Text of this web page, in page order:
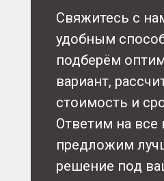
Свяжитесь с
удобным
подберём
вариант,
стоимость и
Ответим на
предложим
решение под